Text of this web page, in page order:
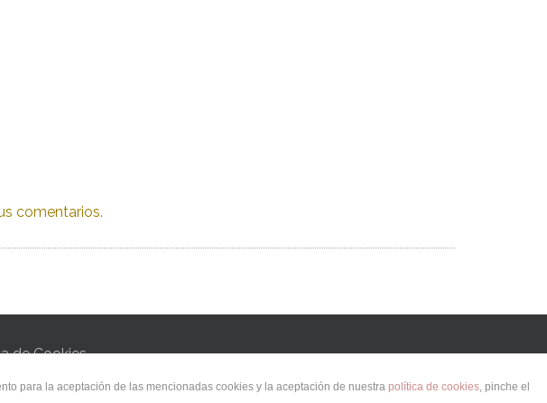
comentarios.
de Cookies
designed by Networkdreams
para la aceptación de las mencionadas cookies y la aceptación de nuestra política de cookies, pinche el